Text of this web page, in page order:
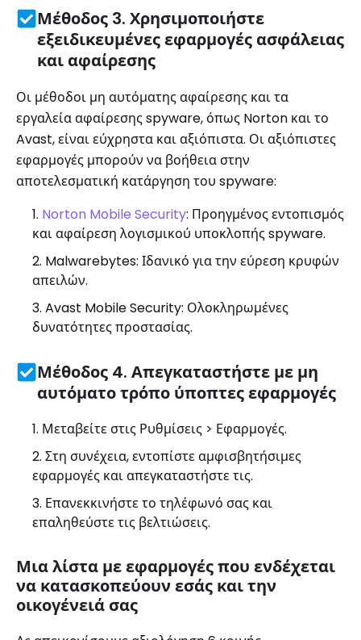
Μέθοδος 3. Χρησιμοποιήστε
εξειδικευμένες εφαρμογές ασφάλειας
και αφαίρεσης
Οι μέθοδοι μη αυτόματης αφαίρεσης και τα
εργαλεία αφαίρεσης spyware, όπως Norton και το
Avast, είναι εύχρηστα και αξιόπιστα. Οι αξιόπιστες
εφαρμογές μπορούν να βοήθεια στην
αποτελεσματική κατάργηση του spyware:
Norton Mobile Security: Προηγμένος εντοπισμός
και αφαίρεση λογισμικού υποκλοπής spyware.
Malwarebytes: Ιδανικό για την εύρεση κρυφών
απειλών.
Avast Mobile Security: Ολοκληρωμένες
δυνατότητες προστασίας.
Μέθοδος 4. Απεγκαταστήστε με μη
αυτόματο τρόπο ύποπτες εφαρμογές
Μεταβείτε στις Ρυθμίσεις > Εφαρμογές.
Στη συνέχεια, εντοπίστε αμφισβητήσιμες
εφαρμογές και απεγκαταστήστε τις.
Επανεκκινήστε το τηλέφωνό σας και
επαληθεύστε τις βελτιώσεις.
Μια λίστα με εφαρμογές που ενδέχεται
να κατασκοπεύουν εσάς και την
οικογένειά σας